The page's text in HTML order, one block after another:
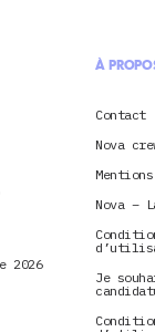
2026
À
Contact
Nova
Nova –
Je